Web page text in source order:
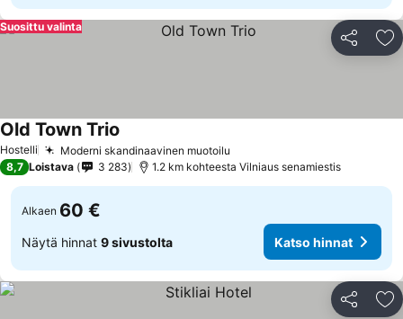
Jaa
Suosittu valinta
Hostelli Moderni skandinaavinen muotoilu
Old Town Trio
8,7 Loistava 3 283 1.2 km kohteesta Vilniaus senamiestis
Alkaen 60 €
Näytä hinnat 9 sivustolta Katso hinnat
Jaa